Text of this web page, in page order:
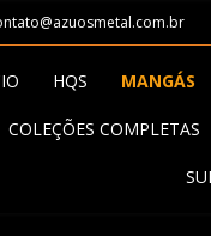
HQS MANGÁS
COLEÇÕES COMPLETAS